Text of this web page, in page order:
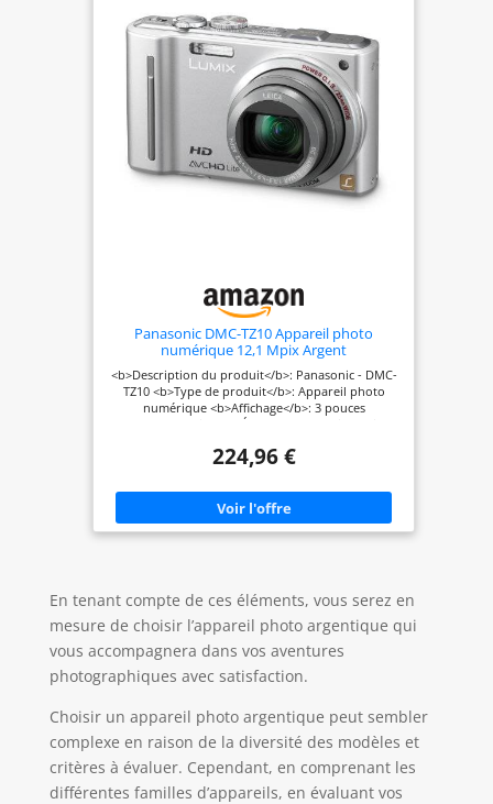
Laboratories (laboratoire accredite ISO/IEC 17025)
pour la transmission lumineuse, l'uniformite
(8,58%, limite 10%) et la qualite du materiau. Sur
pour l'observation solaire a travers un
instrument. TROIS TAILLES, A DECOUPER : feuille
carree plate de 100x100, 150x150 et 210x210 mm.
Mesurez l'ouverture de votre instrument et
decoupez en laissant au moins 10 mm de
chevauchement de chaque cote pour un montage
ferme, sans fuite de lumiere laterale. MONTEZ-LE
CORRECTEMENT ET EN SECURITE : le cote argente
reflechissant face au soleil, le cote noir vers
raye ou perce. Surveillez les enfants. Ne remplace
pas des lunettes d'eclipse.
Panasonic DMC-TZ10 Appareil photo
numérique 12,1 Mpix Argent
<b>Description du produit</b>: Panasonic - DMC-
TZ10 <b>Type de produit</b>: Appareil photo
numérique <b>Affichage</b>: 3 pouces
d'image</b>: Optique (POWER O.I.S.)
Capteur</b>: 12.1 mégapixel <b>Système de
lentilles</b>: 12 x objectif à zoom - 4.1 mm - 49.2
mm <b>Focale</b>: f/3.3-4.9 <b>Réglage de la mise
au point</b>: Automatique <b>Portée mini de la
stéréo <b>Mémoire intégrée</b>: 15 Mo
<b>Mémoire flash prise en charge</b>: SD
Memory Card, SDXC Memory Card, Carte mémoire
SDHC <b>Alimentation</b>: 1 x batterie
rechargeable ion-lithium - 895 mAh
<b>Dimensions</b>: 10.3 cm x 3.3 cm x 6 cm
224,96 €
En tenant compte de ces éléments, vous serez en
mesure de choisir l’appareil photo argentique qui
vous accompagnera dans vos aventures
photographiques avec satisfaction.
Choisir un appareil photo argentique peut sembler
complexe en raison de la diversité des modèles et
critères à évaluer. Cependant, en comprenant les
différentes familles d’appareils, en évaluant vos